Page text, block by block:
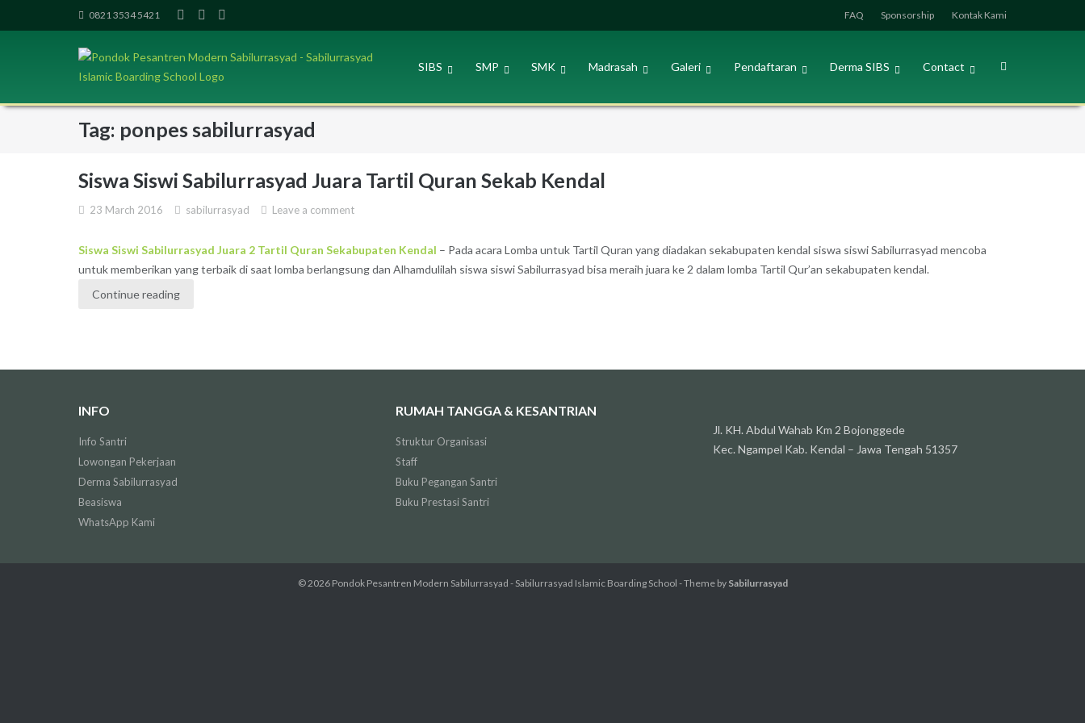
to
0821 3534 5421 FAQ Sponsorship Kontak Kami
SIBS SMP SMK Madrasah Galeri Pendaftaran Derma SIBS Contact
Tag: ponpes sabilurrasyad
Siswa Siswi Sabilurrasyad Juara Tartil Quran Sekab Kendal
23 March 2016 sabilurrasyad Leave a comment
Siswa Siswi Sabilurrasyad Juara 2 Tartil Quran Sekabupaten Kendal – Pada acara Lomba untuk Tartil Quran yang diadakan sekabupaten kendal siswa siswi Sabilurrasyad mencoba
untuk memberikan yang terbaik di saat lomba berlangsung dan Alhamdulilah siswa siswi Sabilurrasyad bisa meraih juara ke 2 dalam lomba Tartil Qur’an sekabupaten kendal.
Continue reading
INFO
Info Santri
Lowongan Pekerjaan
Derma Sabilurrasyad
Beasiswa
WhatsApp Kami
RUMAH TANGGA & KESANTRIAN
Struktur Organisasi
Staff
Buku Pegangan Santri
Buku Prestasi Santri
Jl. KH. Abdul Wahab Km 2 Bojonggede
Kec. Ngampel Kab. Kendal – Jawa Tengah 51357
© 2026 Pondok Pesantren Modern Sabilurrasyad - Sabilurrasyad Islamic Boarding School - Theme by Sabilurrasyad